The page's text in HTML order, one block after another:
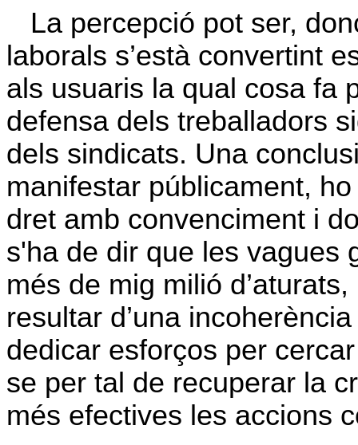
La percepció pot ser,
laborals s’està convertint
als usuaris la qual cosa fa
defensa dels treballadors
dels sindicats. Una
manifestar públicament,
dret amb convenciment i
s'ha de dir que les vagues
més de mig milió
resultar d’una
dedicar esforços per
se per tal de recuperar la
més efectives les accions